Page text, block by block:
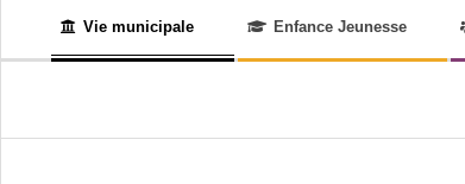
LE-
BOURG
Vie municipale Enfance Jeunesse